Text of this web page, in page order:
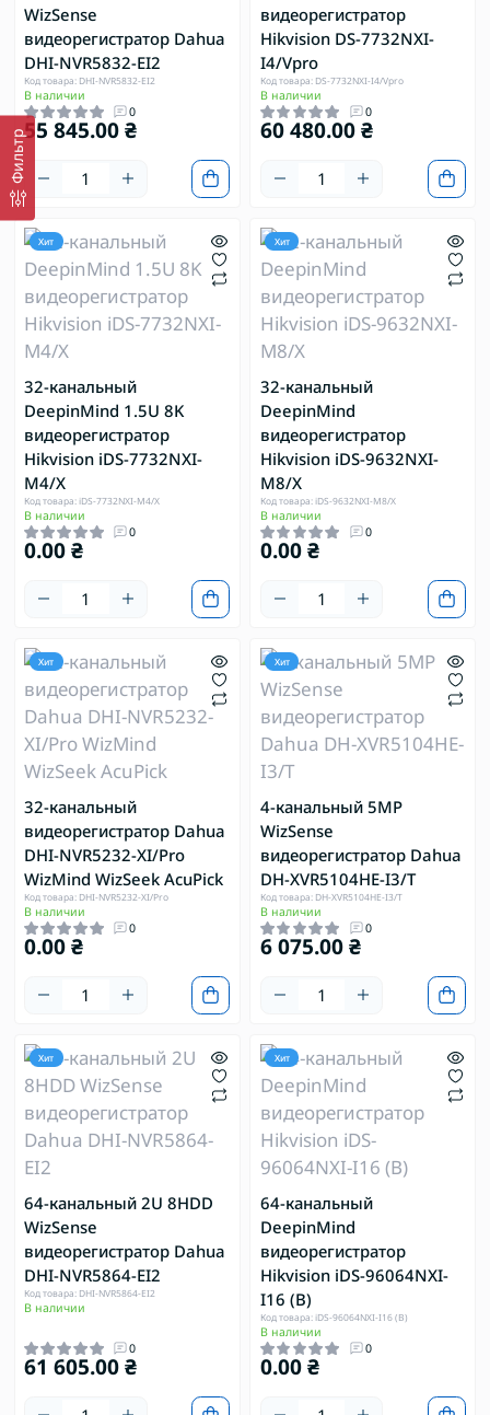
Фильтр
WizSense
видеорегистратор Dahua
DHI-NVR5832-EI2
Код товара: DHI-NVR5832-EI2
В наличии
0
55 845.00 ₴
видеорегистратор
Hikvision DS-7732NXI-
I4/Vpro
Код товара: DS-7732NXI-I4/Vpro
В наличии
0
60 480.00 ₴
Хит
32-канальный
DeepinMind 1.5U 8K
видеорегистратор
Hikvision iDS-7732NXI-
M4/X
Код товара: iDS-7732NXI-M4/X
В наличии
0
0.00 ₴
Хит
32-канальный
DeepinMind
видеорегистратор
Hikvision iDS-9632NXI-
M8/X
Код товара: iDS-9632NXI-M8/X
В наличии
0
0.00 ₴
Хит
32-канальный
видеорегистратор Dahua
DHI-NVR5232-XI/Pro
WizMind WizSeek AcuPick
Код товара: DHI-NVR5232-XI/Pro
В наличии
0
0.00 ₴
Хит
4-канальный 5MP
WizSense
видеорегистратор Dahua
DH-XVR5104HE-I3/T
Код товара: DH-XVR5104HE-I3/T
В наличии
0
6 075.00 ₴
Хит
64-канальный 2U 8HDD
WizSense
видеорегистратор Dahua
DHI-NVR5864-EI2
Код товара: DHI-NVR5864-EI2
В наличии
0
61 605.00 ₴
Хит
64-канальный
DeepinMind
видеорегистратор
Hikvision iDS-96064NXI-
I16 (B)
Код товара: iDS-96064NXI-I16 (B)
В наличии
0
0.00 ₴